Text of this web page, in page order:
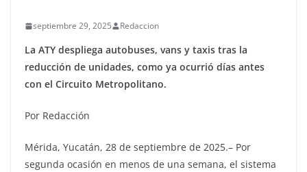
septiembre 29, 2025 Redaccion
La ATY despliega autobuses, vans y taxis tras la
reducción de unidades, como ya ocurrió días antes
con el Circuito Metropolitano.
Por Redacción
Mérida, Yucatán, 28 de septiembre de 2025.– Por
segunda ocasión en menos de una semana, el sistema